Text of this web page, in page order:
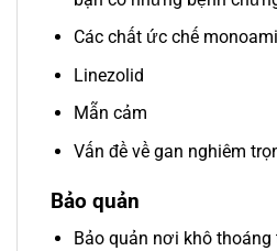
Các chất ức chế
Linezolid
Mẫn cảm
Vấn đề về gan nghiêm
Bảo quản
Bảo quản nơi khô